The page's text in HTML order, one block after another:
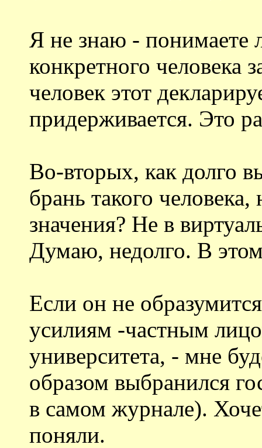
Я не знаю - понимаете
конкретного человека
человек этот
придерживается. Это
Во-вторых, как долго
брань такого
значения? Не в
Думаю, недолго. В
Если он не
усилиям -частным
университета, - мне
образом выбранился
в самом журнале).
поняли.